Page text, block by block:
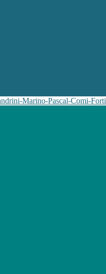
Marino-Pascal-Comi-Forti